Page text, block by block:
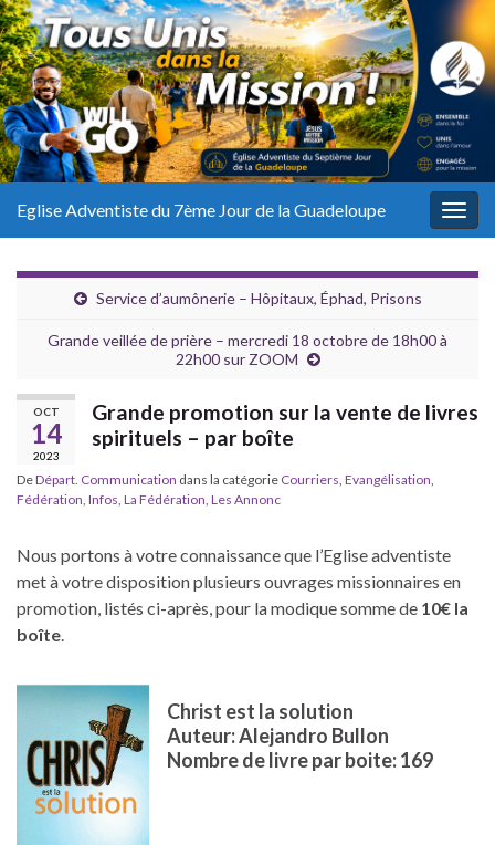
Eglise Adventiste du 7ème Jour de la Guadeloupe
Service d’aumônerie – Hôpitaux, Éphad, Prisons
Grande veillée de prière – mercredi 18 octobre de 18h00 à
22h00 sur ZOOM
OCT
14
2023
Grande promotion sur la vente de livres
spirituels – par boîte
DeDépart. Communication dans la catégorie Courriers Evangélisation
Fédération Infos La Fédération Les Annonc
Nous portons à votre connaissance que l’Eglise adventiste
met à votre disposition plusieurs ouvrages missionnaires en
promotion, listés ci-après, pour la modique somme de 10€ la
boîte
Christ est la solution
Auteur: Alejandro Bullon
Nombre de livre par boite: 169